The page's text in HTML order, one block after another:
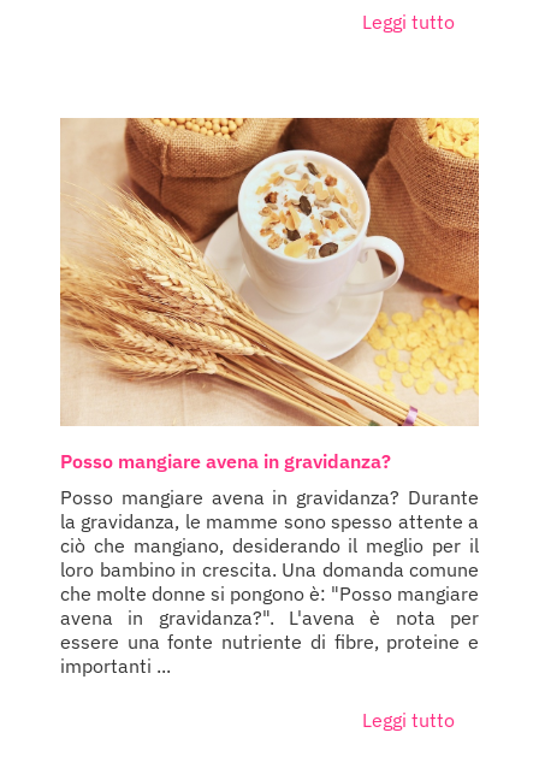
Leggi tutto
Posso mangiare avena in gravidanza?
Posso mangiare avena in gravidanza? Durante
la gravidanza, le mamme sono spesso attente a
ciò che mangiano, desiderando il meglio per il
loro bambino in crescita. Una domanda comune
che molte donne si pongono è: "Posso mangiare
avena in gravidanza?". L'avena è nota per
essere una fonte nutriente di fibre, proteine e
importanti ...
Leggi tutto